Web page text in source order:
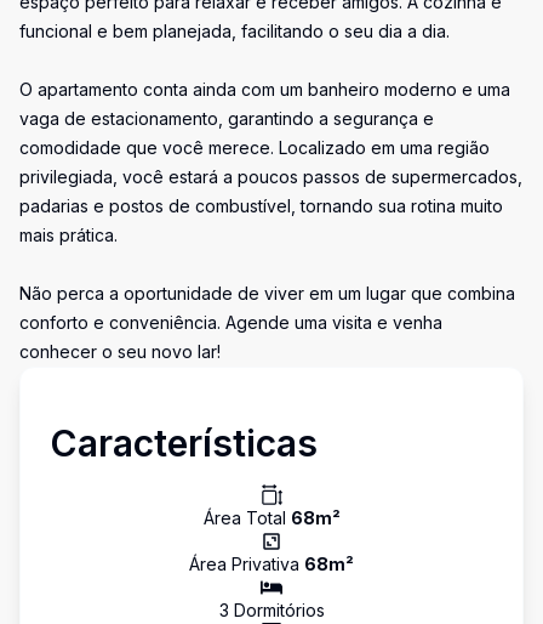
funcional e bem planejada, facilitando o seu dia a dia.
O apartamento conta ainda com um banheiro moderno e uma
vaga de estacionamento, garantindo a segurança e
comodidade que você merece. Localizado em uma região
privilegiada, você estará a poucos passos de supermercados,
padarias e postos de combustível, tornando sua rotina muito
mais prática.
Não perca a oportunidade de viver em um lugar que combina
conforto e conveniência. Agende uma visita e venha
conhecer o seu novo lar!
Características
Área Total 68m²
Área Privativa 68m²
3 Dormitórios